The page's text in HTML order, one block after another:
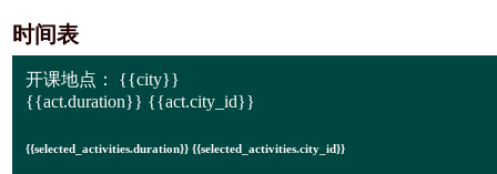
时间表
开课地点： {{city}}
{{act.duration}} {{act.city_id}}
{{selected_activities.duration}} {{selected_activities.city_id}}